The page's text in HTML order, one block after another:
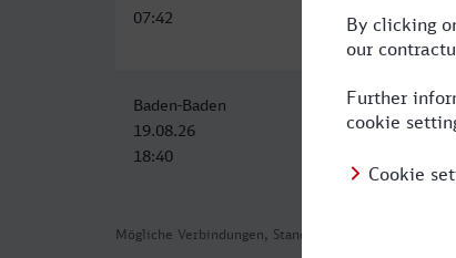
Mögliche Verbindungen, Stand: 2026-08-05 11:24
07:42
12:12
Baden-Baden
19.08.26
18:40
Landshut (Bay) Hbf
19.08.26